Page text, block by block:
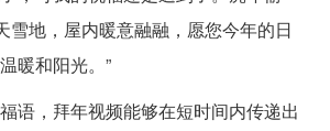
雪地，屋内暖意融融，愿您今年的日
暖和阳光。”
语，拜年视频能够在短时间内传递出